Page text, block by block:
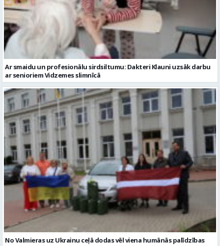
Ar smaidu un profesionālu sirdsiltumu: Dakteri Klauni uzsāk darbu
ar senioriem Vidzemes slimnīcā
No Valmieras uz Ukrainu ceļā dodas vēl viena humānās palīdzības
automašīna